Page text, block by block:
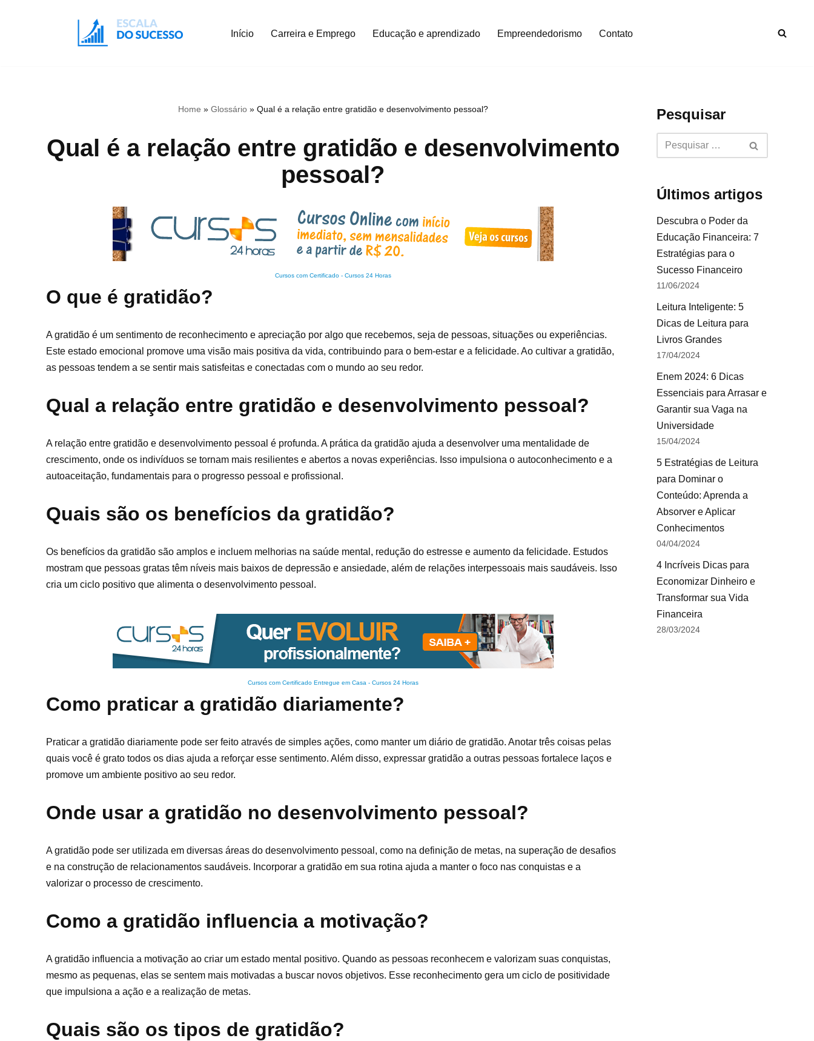
Início Carreira e Emprego Educação e aprendizado Empreendedorismo Contato
Home » Glossário» Qual é a relação entre gratidão e desenvolvimento pessoal?
Qual é a relação entre gratidão e desenvolvimento
pessoal?
Cursos com Certificado- Cursos 24 Horas
O que é gratidão?
A gratidão é um sentimento de reconhecimento e apreciação por algo que recebemos, seja de pessoas, situações ou experiências.
Este estado emocional promove uma visão mais positiva da vida, contribuindo para o bem-estar e a felicidade. Ao cultivar a gratidão,
as pessoas tendem a se sentir mais satisfeitas e conectadas com o mundo ao seu redor.
Qual a relação entre gratidão e desenvolvimento pessoal?
A relação entre gratidão e desenvolvimento pessoal é profunda. A prática da gratidão ajuda a desenvolver uma mentalidade de
crescimento, onde os indivíduos se tornam mais resilientes e abertos a novas experiências. Isso impulsiona o autoconhecimento e a
autoaceitação, fundamentais para o progresso pessoal e profissional.
Quais são os benefícios da gratidão?
Os benefícios da gratidão são amplos e incluem melhorias na saúde mental, redução do estresse e aumento da felicidade. Estudos
mostram que pessoas gratas têm níveis mais baixos de depressão e ansiedade, além de relações interpessoais mais saudáveis. Isso
cria um ciclo positivo que alimenta o desenvolvimento pessoal.
Cursos com Certificado Entregue em Casa - Cursos 24 Horas
Como praticar a gratidão diariamente?
Praticar a gratidão diariamente pode ser feito através de simples ações, como manter um diário de gratidão. Anotar três coisas pelas
quais você é grato todos os dias ajuda a reforçar esse sentimento. Além disso, expressar gratidão a outras pessoas fortalece laços e
promove um ambiente positivo ao seu redor.
Onde usar a gratidão no desenvolvimento pessoal?
A gratidão pode ser utilizada em diversas áreas do desenvolvimento pessoal, como na definição de metas, na superação de desafios
e na construção de relacionamentos saudáveis. Incorporar a gratidão em sua rotina ajuda a manter o foco nas conquistas e a
valorizar o processo de crescimento.
Como a gratidão influencia a motivação?
A gratidão influencia a motivação ao criar um estado mental positivo. Quando as pessoas reconhecem e valorizam suas conquistas,
mesmo as pequenas, elas se sentem mais motivadas a buscar novos objetivos. Esse reconhecimento gera um ciclo de positividade
que impulsiona a ação e a realização de metas.
Quais são os tipos de gratidão?
Pesquisar
Últimos artigos
Descubra o Poder da
Educação Financeira: 7
Estratégias para o
Sucesso Financeiro
11/06/2024
Leitura Inteligente: 5
Dicas de Leitura para
Livros Grandes
17/04/2024
Enem 2024: 6 Dicas
Essenciais para Arrasar e
Garantir sua Vaga na
Universidade
15/04/2024
5 Estratégias de Leitura
para Dominar o
Conteúdo: Aprenda a
Absorver e Aplicar
Conhecimentos
04/04/2024
4 Incríveis Dicas para
Economizar Dinheiro e
Transformar sua Vida
Financeira
28/03/2024